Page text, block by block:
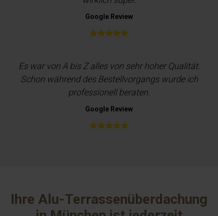
Google Review
Es war von A bis Z alles von sehr hoher Qualität.
Schon während des Bestellvorgangs wurde ich
professionell beraten.
Google Review
Ihre Alu-Terrassenüberdachung